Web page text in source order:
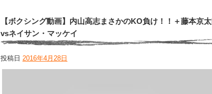
【ボクシング動画】内山高志まさかのKO負け！！＋藤本京
vsネイサン・マッケイ
投稿日 2016年4月28日